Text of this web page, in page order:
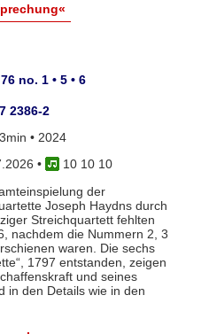
no. 1 • 5 • 6
2386-2
• 2024
•
10 10 10
der
Joseph Haydns durch
Streichquartett fehlten
nachdem die Nummern 2, 3
waren. Die sechs
1797 entstanden, zeigen
und seines
in den Details wie in den